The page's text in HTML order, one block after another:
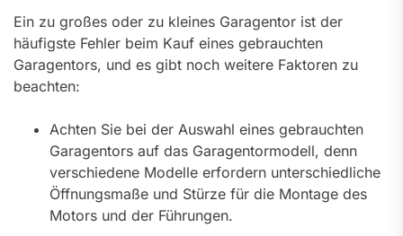
Ein zu großes oder zu kleines Garagentor ist der
häufigste Fehler beim Kauf eines gebrauchten
Garagentors, und es gibt noch weitere Faktoren zu
beachten:
Achten Sie bei der Auswahl eines gebrauchten
Garagentors auf das Garagentormodell, denn
verschiedene Modelle erfordern unterschiedliche
Öffnungsmaße und Stürze für die Montage des
Motors und der Führungen.